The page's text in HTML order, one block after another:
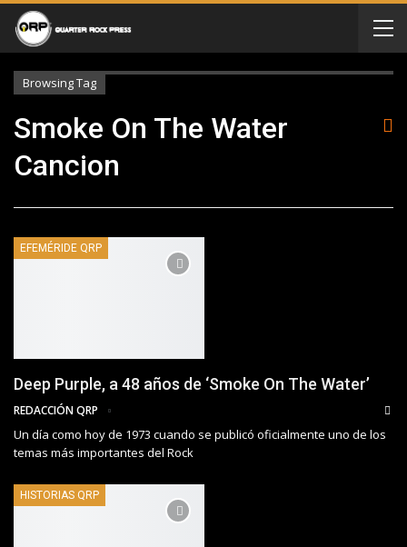
Browsing Tag
Smoke On The Water
Cancion
EFEMÉRIDE QRP
Deep Purple, a 48 años de ‘Smoke On The Water’
REDACCIÓN QRP
Un día como hoy de 1973 cuando se publicó oficialmente uno de los
temas más importantes del Rock
HISTORIAS QRP